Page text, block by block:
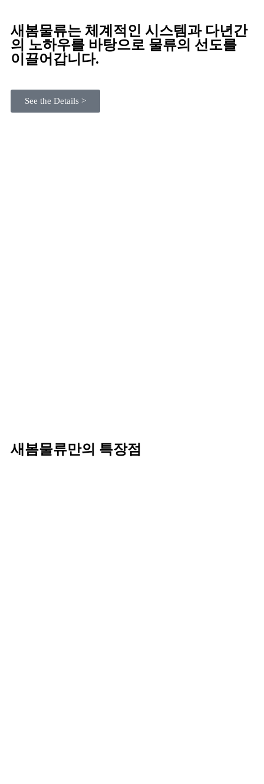
새봄물류는 체계적인 시스템과 다년간
의 노하우를 바탕으로 물류의 선도를
이끌어갑니다.
See the Details >
새봄물류만의 특장점